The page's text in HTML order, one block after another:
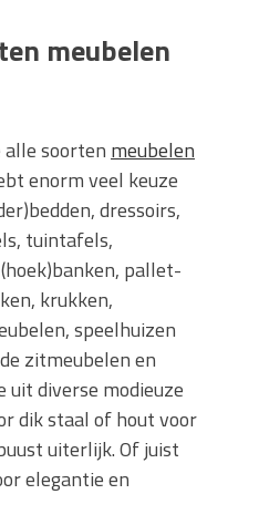
meubelen
alle soorten meubelen
enorm veel keuze
dressoirs,
tuintafels,
pallet-
krukken,
speelhuizen
zitmeubelen en
uit diverse modieuze
dik staal of hout voor
uiterlijk. Of juist
elegantie en